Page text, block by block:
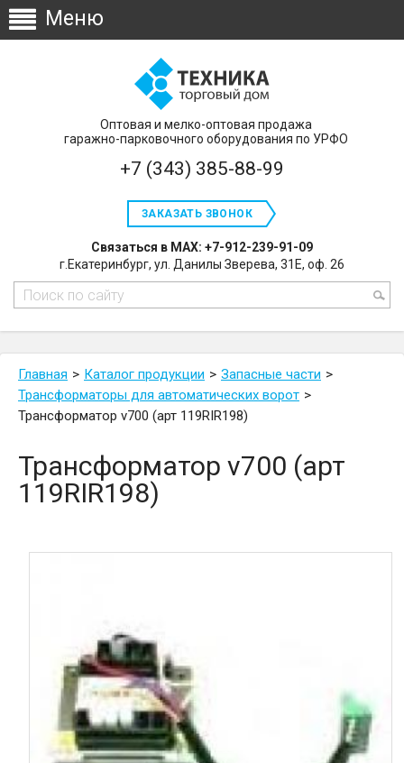
Оптовая и мелко-оптовая продажа
гаражно-парковочного оборудования по УРФО
+7 (343) 385-88-99
ЗАКАЗАТЬ ЗВОНОК
Связаться в MAX: +7-912-239-91-09
г.Екатеринбург, ул. Данилы Зверева, 31Е, оф. 26
Главная Каталог продукции
Запасные части
Трансформаторы для автоматических ворот
Трансформатор v700 (арт 119RIR198)
Трансформатор v700 (арт
119RIR198)